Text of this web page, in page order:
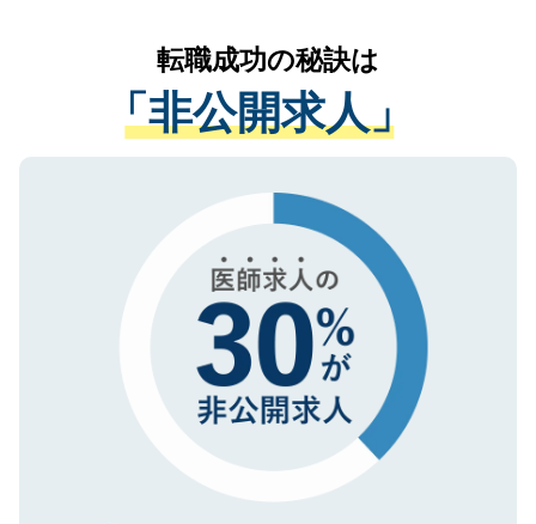
は、個人情報の取り扱いについての厳密な
管理基準を満たした事業者のみに付与され
る、プライバシーマークを取得済みです。
で、機密保持に関してもご安心ください。
かがいして、現在の医療機関の状況や紹介
経験をまじえながら、適切なアドバイスを
させていただきます。すぐにご転職をされ
ない方には、長期的なサポートが可能です
ので、まずはご登録ください。
転職成功の秘訣は
「非公開求人」